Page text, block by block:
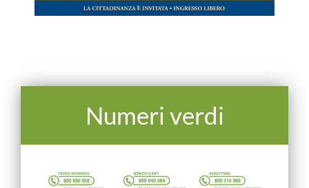
Numeri verdi